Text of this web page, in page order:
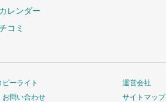
レンダー
コミ
ーライト
お問い合わせ
運営会社
サイトマップ